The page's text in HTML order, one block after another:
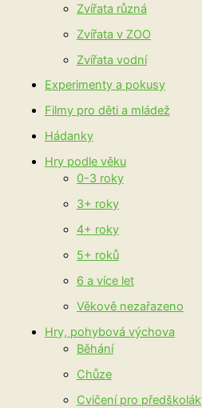
Zvířata různá
Zvířata v ZOO
Zvířata vodní
Experimenty a pokusy
Filmy pro děti a mládež
Hádanky
Hry podle věku
0-3 roky
3+ roky
4+ roky
5+ roků
6 a více let
Věkově nezařazeno
Hry, pohybová výchova
Běhání
Chůze
Cvičení pro